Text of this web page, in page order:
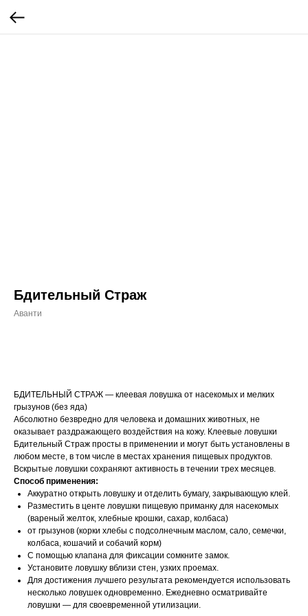
Бдительный Страж
Аванти
БДИТЕЛЬНЫЙ СТРАЖ — клеевая ловушка от насекомых и мелких
грызунов (без яда)
Абсолютно безвредно для человека и домашних животных, не
оказывает раздражающего воздействия на кожу. Клеевые ловушки
Бдительный Страж просты в применении и могут быть установлены в
любом месте, в том числе в местах хранения пищевых продуктов.
Вскрытые ловушки сохраняют активность в течении трех месяцев.
Способ применения:
Аккуратно открыть ловушку и отделить бумагу, закрывающую клей.
Разместить в центе ловушки пищевую приманку для насекомых
(вареный желток, хлебные крошки, сахар, колбаса)
от грызунов (корки хлебы с подсолнечным маслом, сало, семечки,
колбаса, кошачий и собачий корм)
С помощью клапана для фиксации сомкните замок.
Установите ловушку вблизи стен, узких проемах.
Для достижения лучшего результата рекомендуется использовать
несколько ловушек одновременно. Ежедневно осматривайте
ловушки — для своевременной утилизации.